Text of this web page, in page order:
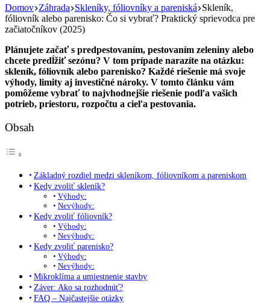
Domov Záhrada Skleníky, fóliovníky a pareniská Skleník,
fóliovník alebo parenisko: Čo si vybrať? Praktický sprievodca pre
začiatočníkov (2025)
Plánujete začať s predpestovaním, pestovaním zeleniny alebo
chcete predĺžiť sezónu? V tom prípade narazíte na otázku:
skleník, fóliovník alebo parenisko? Každé riešenie má svoje
výhody, limity aj investičné nároky. V tomto článku vám
pomôžeme vybrať to najvhodnejšie riešenie podľa vašich
potrieb, priestoru, rozpočtu a cieľa pestovania.
Obsah
Základný rozdiel medzi skleníkom, fóliovníkom a pareniskom
Kedy zvoliť skleník?
Výhody:
Nevýhody:
Kedy zvoliť fóliovník?
Výhody:
Nevýhody:
Kedy zvoliť parenisko?
Výhody:
Nevýhody:
Mikroklíma a umiestnenie stavby
Záver: Ako sa rozhodnúť?
FAQ – Najčastejšie otázky